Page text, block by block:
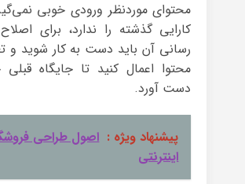
محتوای موردنظر ورودی خوبی
کارایی گذشته را ندارد، برای
رسانی آن باید دست به کار شوید و
محتوا اعمال کنید تا جایگاه
دست آورد.
پیشنهاد ویژه : اصول طراحی
اینترنتی